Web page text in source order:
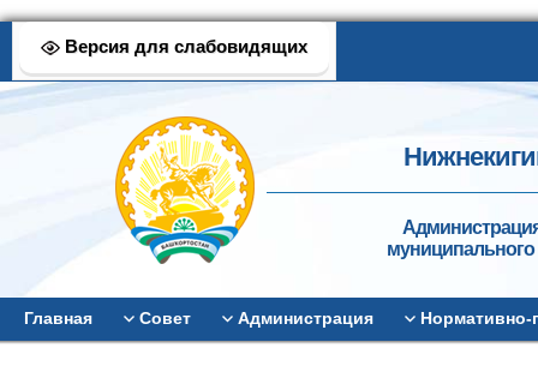
Версия для слабовидящих
муниципального
Главная Совет Администрация